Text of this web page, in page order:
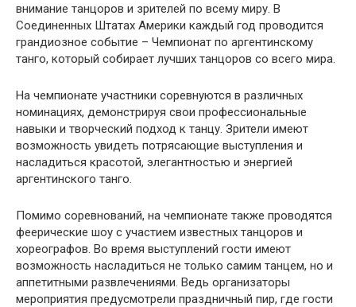
внимание танцоров и зрителей по всему миру. В
Соединенных Штатах Америки каждый год проводится
грандиозное событие – Чемпионат по аргентинскому
танго, который собирает лучших танцоров со всего мира.
На чемпионате участники соревнуются в различных
номинациях, демонстрируя свои профессиональные
навыки и творческий подход к танцу. Зрители имеют
возможность увидеть потрясающие выступления и
насладиться красотой, элегантностью и энергией
аргентинского танго.
Помимо соревнований, на чемпионате также проводятся
феерические шоу с участием известных танцоров и
хореографов. Во время выступлений гости имеют
возможность насладиться не только самим танцем, но и
аппетитными развлечениями. Ведь организаторы
мероприятия предусмотрели праздничный пир, где гости